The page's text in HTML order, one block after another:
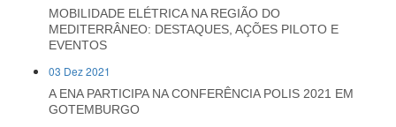
MOBILIDADE ELÉTRICA NA REGIÃO DO
MEDITERRÂNEO: DESTAQUES, AÇÕES PILOTO E
EVENTOS
03 Dez 2021
A ENA PARTICIPA NA CONFERÊNCIA POLIS 2021 EM
GOTEMBURGO